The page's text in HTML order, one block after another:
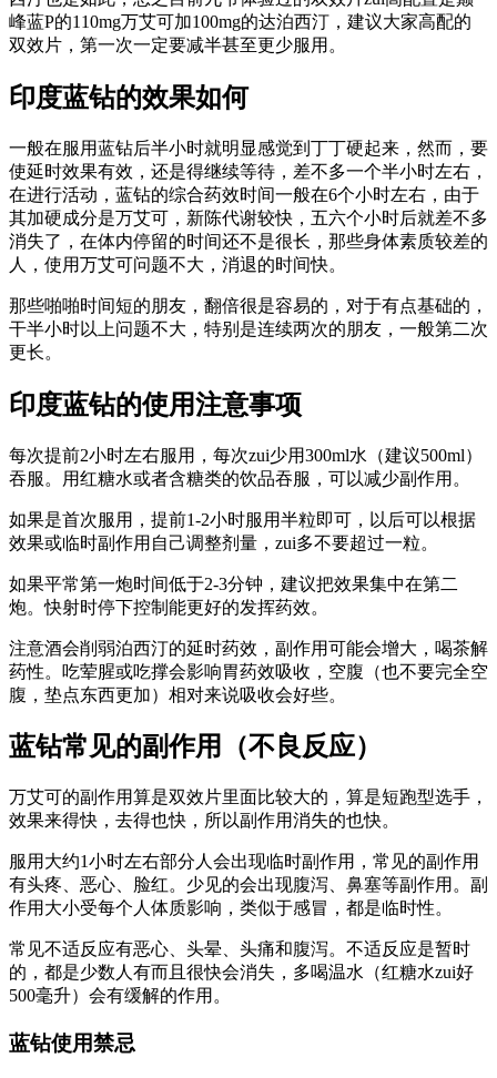
峰蓝P的110mg万艾可加100mg的达泊西汀，建议大家高配的
双效片，第一次一定要减半甚至更少服用。
印度蓝钻的效果如何
一般在服用蓝钻后半小时就明显感觉到丁丁硬起来，然而，要
使延时效果有效，还是得继续等待，差不多一个半小时左右，
在进行活动，蓝钻的综合药效时间一般在6个小时左右，由于
其加硬成分是万艾可，新陈代谢较快，五六个小时后就差不多
消失了，在体内停留的时间还不是很长，那些身体素质较差的
人，使用万艾可问题不大，消退的时间快。
那些啪啪时间短的朋友，翻倍很是容易的，对于有点基础的，
干半小时以上问题不大，特别是连续两次的朋友，一般第二次
更长。
印度蓝钻的使用注意事项
每次提前2小时左右服用，每次zui少用300ml水（建议500ml）
吞服。用红糖水或者含糖类的饮品吞服，可以减少副作用。
如果是首次服用，提前1-2小时服用半粒即可，以后可以根据
效果或临时副作用自己调整剂量，zui多不要超过一粒。
如果平常第一炮时间低于2-3分钟，建议把效果集中在第二
炮。快射时停下控制能更好的发挥药效。
注意酒会削弱泊西汀的延时药效，副作用可能会增大，喝茶解
药性。吃荤腥或吃撑会影响胃药效吸收，空腹（也不要完全空
腹，垫点东西更加）相对来说吸收会好些。
蓝钻常见的副作用（不良反应）
万艾可的副作用算是双效片里面比较大的，算是短跑型选手，
效果来得快，去得也快，所以副作用消失的也快。
服用大约1小时左右部分人会出现临时副作用，常见的副作用
有头疼、恶心、脸红。少见的会出现腹泻、鼻塞等副作用。副
作用大小受每个人体质影响，类似于感冒，都是临时性。
常见不适反应有恶心、头晕、头痛和腹泻。不适反应是暂时
的，都是少数人有而且很快会消失，多喝温水（红糖水zui好
500毫升）会有缓解的作用。
蓝钻使用禁忌